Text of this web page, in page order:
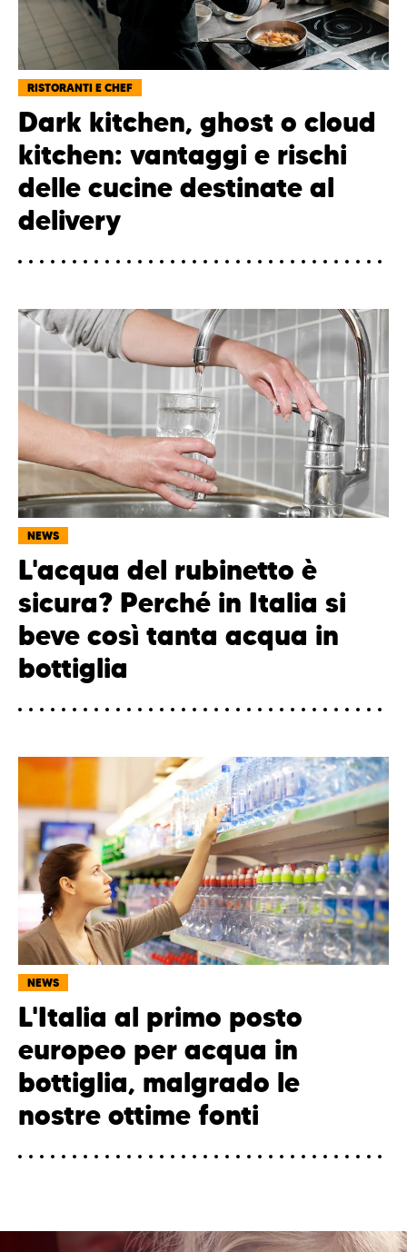
RISTORANTI E CHEF
Dark kitchen, ghost o cloud
kitchen: vantaggi e rischi
delle cucine destinate al
delivery
NEWS
L'acqua del rubinetto è
sicura? Perché in Italia si
beve così tanta acqua in
bottiglia
NEWS
L'Italia al primo posto
europeo per acqua in
bottiglia, malgrado le
nostre ottime fonti